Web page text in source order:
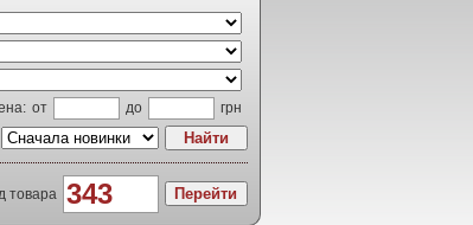
от до грн
товара